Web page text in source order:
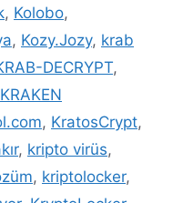
, Kolobo,
, Kozy.Jozy, krab
DECRYPT,
KRAKEN
, KratosCrypt,
, kripto virüs,
, kriptolocker,